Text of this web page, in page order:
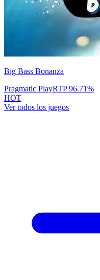
Big Bass Bonanza
Pragmatic PlayRTP96.71%
HOT
Ver todos los juegos